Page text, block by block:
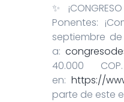
✨
Ponentes:
septiembre
a:
40.000
en: https://
parte de este